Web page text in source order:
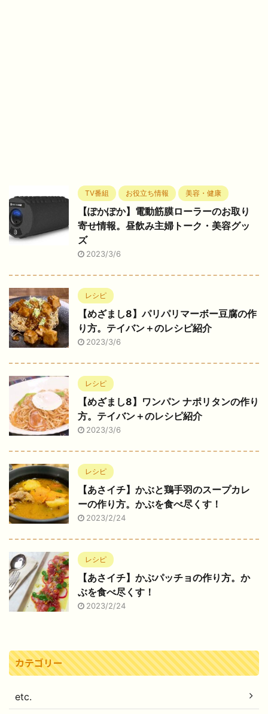
TV番組 お役立ち情報 美容・健康
【ぽかぽか】電動筋膜ローラーのお取り
寄せ情報。昼飲み主婦トーク・美容グッ
ズ
2023/3/6
レシピ
【めざまし8】パリパリマーボー豆腐の作
り方。テイバン＋のレシピ紹介
2023/3/6
レシピ
【めざまし8】ワンパン ナポリタンの作り
方。テイバン＋のレシピ紹介
2023/3/6
レシピ
【あさイチ】かぶと鶏手羽のスープカレ
ーの作り方。かぶを食べ尽くす！
2023/2/24
レシピ
【あさイチ】かぶパッチョの作り方。か
ぶを食べ尽くす！
2023/2/24
カテゴリー
etc.